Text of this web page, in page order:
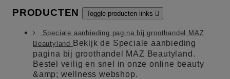
PRODUCTEN Toggle producten links 
Speciale aanbieding pagina bij groothandel MAZ
Beautyland
Bekijk de Speciale aanbieding
pagina bij groothandel MAZ Beautyland.
Bestel veilig en snel in onze online beauty
&amp; wellness webshop.